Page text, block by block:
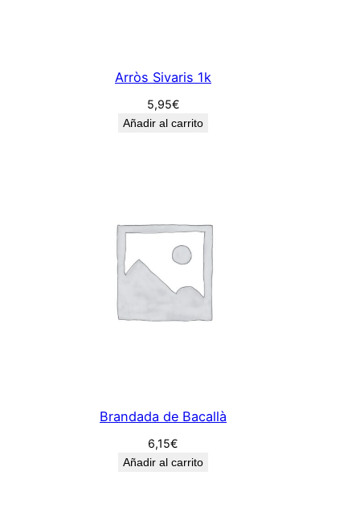
Arròs Sivaris 1k
5,95€
Añadir al carrito
Brandada de Bacallà
6,15€
Añadir al carrito